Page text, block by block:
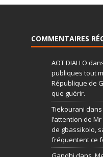
COMMENTAIRES
AOT DIALLO
publiques tout
République de
que guérir.
Tiekourani dans
l’attention de
de gbassikolo,
fréquentent ce